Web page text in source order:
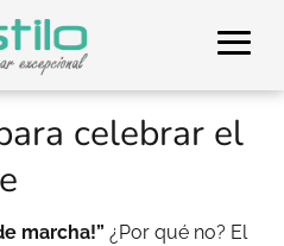
celebrar el
marcha!” ¿Por qué no? El